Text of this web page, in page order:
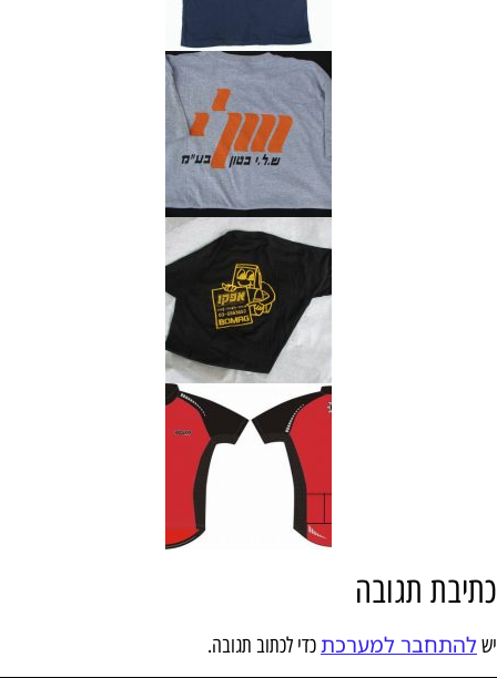
כתיבת תגובה
ישלהתחבר למערכתכדי לכתוב תגובה.